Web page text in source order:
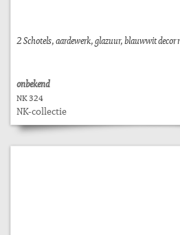
2 Schotels, aardewerk, glazuur, blauwwit decor
onbekend
NK 324
NK-collectie